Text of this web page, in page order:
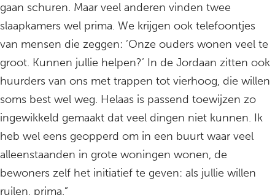
gaan schuren. Maar veel anderen vinden twee
slaapkamers wel prima. We krijgen ook telefoontjes
van mensen die zeggen: ’Onze ouders wonen veel te
groot. Kunnen jullie helpen?’ In de Jordaan zitten ook
huurders van ons met trappen tot vierhoog, die willen
soms best wel weg. Helaas is passend toewijzen zo
ingewikkeld gemaakt dat veel dingen niet kunnen. Ik
heb wel eens geopperd om in een buurt waar veel
alleenstaanden in grote woningen wonen, de
bewoners zelf het initiatief te geven: als jullie willen
ruilen, prima.”